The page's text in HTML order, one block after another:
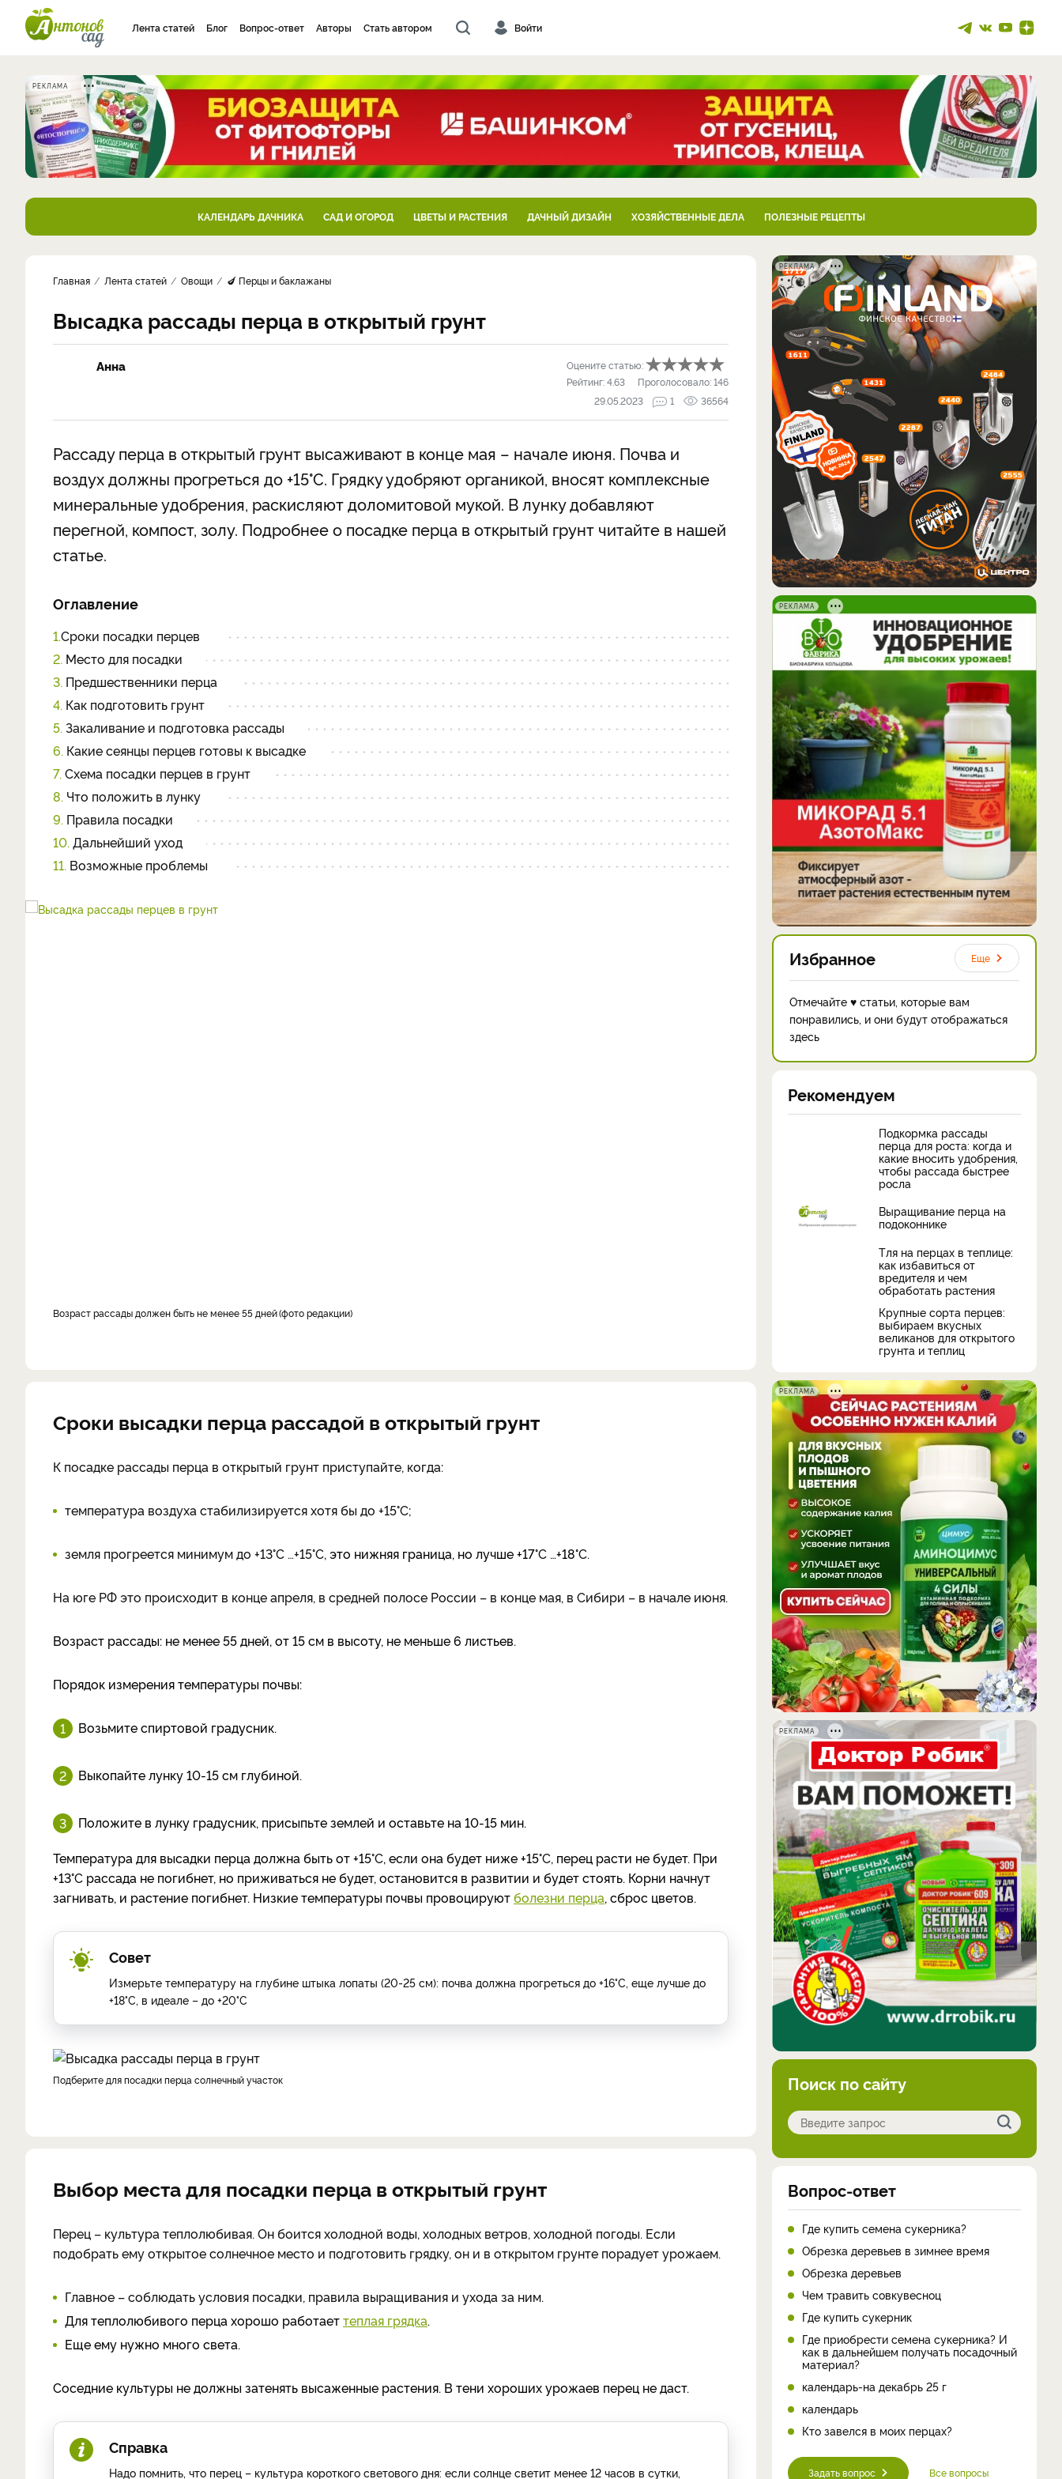
Лента статей Блог Вопрос-ответ Авторы Стать автором Войти
РЕКЛАМА
КАЛЕНДАРЬ ДАЧНИКА САД И ОГОРОД ЦВЕТЫ И РАСТЕНИЯ ДАЧНЫЙ ДИЗАЙН ХОЗЯЙСТВЕННЫЕ ДЕЛА ПОЛЕЗНЫЕ РЕЦЕПТЫ
Главная Лента статей Овощи 🍆 Перцы и баклажаны
Высадка рассады перца в открытый грунт
Анна
Оцените статью:
Рейтинг:4.63 Проголосовало:146
29.05.2023
1 36564
Рассаду перца в открытый грунт высаживают в конце мая – начале июня. Почва и
воздух должны прогреться до +15°C. Грядку удобряют органикой, вносят комплексные
минеральные удобрения, раскисляют доломитовой мукой. В лунку добавляют
перегной, компост, золу. Подробнее о посадке перца в открытый грунт читайте в нашей
статье.
Оглавление
1.Сроки посадки перцев
2. Место для посадки
3. Предшественники перца
4. Как подготовить грунт
5. Закаливание и подготовка рассады
6. Какие сеянцы перцев готовы к высадке
7. Схема посадки перцев в грунт
8. Что положить в лунку
9. Правила посадки
10. Дальнейший уход
11. Возможные проблемы
Возраст рассады должен быть не менее 55 дней фото редакции
Сроки высадки перца рассадой в открытый грунт
К посадке рассады перца в открытый грунт приступайте, когда:
температура воздуха стабилизируется хотя бы до +15°C;
земля прогреется минимум до +13°C …+15°C, это нижняя граница, но лучше +17°C …+18°C.
На юге РФ это происходит в конце апреля, в средней полосе России – в конце мая, в Сибири – в начале июня.
Возраст рассады: не менее 55 дней, от 15 см в высоту, не меньше 6 листьев.
Порядок измерения температуры почвы:
Возьмите спиртовой градусник.
Выкопайте лунку 10-15 см глубиной.
Положите в лунку градусник, присыпьте землей и оставьте на 10-15 мин.
Температура для высадки перца должна быть от +15°C, если она будет ниже +15°C, перец расти не будет. При
+13°C рассада не погибнет, но приживаться не будет, остановится в развитии и будет стоять. Корни начнут
загнивать, и растение погибнет. Низкие температуры почвы провоцируют болезни перца, сброс цветов.
Совет
Измерьте температуру на глубине штыка лопаты (20-25 см): почва должна прогреться до +16°C, еще лучше до
+18°C, в идеале – до +20°C
Подберите для посадки перца солнечный участок
Выбор места для посадки перца в открытый грунт
Перец – культура теплолюбивая. Он боится холодной воды, холодных ветров, холодной погоды. Если
подобрать ему открытое солнечное место и подготовить грядку, он и в открытом грунте порадует урожаем.
Главное – соблюдать условия посадки, правила выращивания и ухода за ним.
Для теплолюбивого перца хорошо работаеттеплая грядка.
Еще ему нужно много света.
Соседние культуры не должны затенять высаженные растения. В тени хороших урожаев перец не даст.
Справка
Надо помнить, что перец – культура короткого светового дня: если солнце светит менее 12 часов в сутки,
РЕКЛАМА
РЕКЛАМА
Избранное Еще
Отмечайте ♥ статьи, которые вам
понравились, и они будут отображаться
здесь
Рекомендуем
Подкормка рассады
перца для роста: когда и
какие вносить удобрения,
чтобы рассада быстрее
росла
Выращивание перца на
подоконнике
Тля на перцах в теплице:
как избавиться от
вредителя и чем
обработать растения
Крупные сорта перцев:
выбираем вкусных
великанов для открытого
грунта и теплиц
РЕКЛАМА
РЕКЛАМА
Поиск по сайту
Вопрос-ответ
Где купить семена сукерника?
Обрезка деревьев в зимнее время
Обрезка деревьев
Чем травить совкувесноц
Где купить сукерник
Где приобрести семена сукерника? И
как в дальнейшем получать посадочный
материал?
календарь-на декабрь 25 г
календарь
Кто завелся в моих перцах?
Задать вопрос Все вопросы